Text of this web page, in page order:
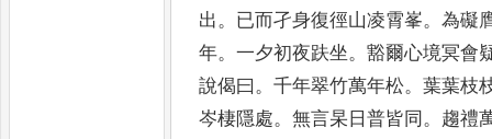
出。 已而孑身復徑山凌霄峯。為礙
年。一夕初夜趺坐。豁爾心境冥會
說偈曰。千年翠竹萬年松。葉葉枝
岑棲隱處。無言杲日普皆同 。 趨禮